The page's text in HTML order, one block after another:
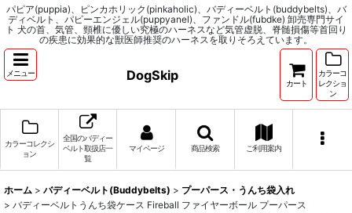
パピア(puppia)、ピンカホリック(pinkaholic)、バディーベルト(buddybelts)、バ
ディベルト、パピーエンジェル(puppyanel)、ファンドル(fubdke) 卸売専門サイ
ト 犬の首、気管、頸椎に優しい究極のハーネスなど気管虚脱、脊髄損傷等首回り
の疾患に効果的な獣医師推奨のハーネスを取りそろえています。
メニュー DogSkip
カート
カラーコ
レクショ
ン
カラーコレクシ
ョン
全国のバディー
ベルト取扱店一
覧
マイページ 商品検索 ご利用案内
ホーム > バディーベルト(Buddybelts) > プーパース・うんち袋入れ
> バディーベルトうんち袋ケース Fireball ファイヤーボール プーパース